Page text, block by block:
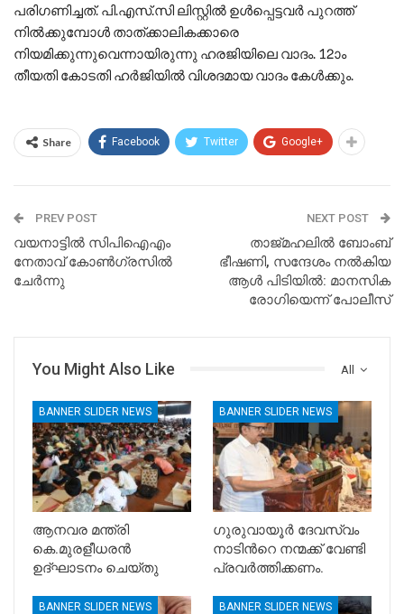
പരിഗണിച്ചത്. പി.എസ്​.സി ലിസ്റ്റില്‍ ഉള്‍പ്പെട്ടവർ പുറത്ത്
നില്‍ക്കുമ്പോൾ താത്ക്കാലികക്കാരെ
നിയമിക്കുന്നുവെന്നായിരുന്നു ഹരജിയിലെ വാദം. 12ാം
തീയതി കോടതി ഹര്‍ജിയില്‍ വിശദമായ വാദം കേള്‍ക്കും.
Share Facebook Twitter Google+
PREV POST
വയനാട്ടില്‍ സിപിഐഎം
നേതാവ് കോണ്‍ഗ്രസില്‍
ചേര്‍ന്നു
NEXT POST
താജ്മഹലിൽ ബോംബ്
ഭീഷണി, സന്ദേശം നൽകിയ
ആൾ പിടിയിൽ: മാനസിക
രോഗിയെന്ന് പോലീസ്
All
You Might Also Like
BANNER SLIDER NEWS
ആനവര മന്ത്രി
കെ.മുരളീധരന്‍
ഉദ്ഘാടനം ചെയ്തു
BANNER SLIDER NEWS
ഗുരുവായൂർ ദേവസ്വം
നാടിൻറെ നന്മക്ക് വേണ്ടി
പ്രവർത്തിക്കണം.
BANNER SLIDER NEWS BANNER SLIDER NEWS